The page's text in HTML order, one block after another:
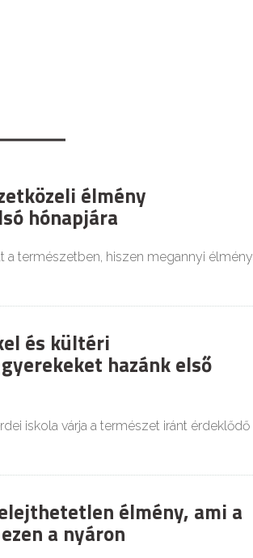
élmény
hónapjára
a természetben, hiszen megannyi élmény
és kültéri
hazánk első
iskola várja a természet iránt érdeklődő
élmény, ami a
a nyáron